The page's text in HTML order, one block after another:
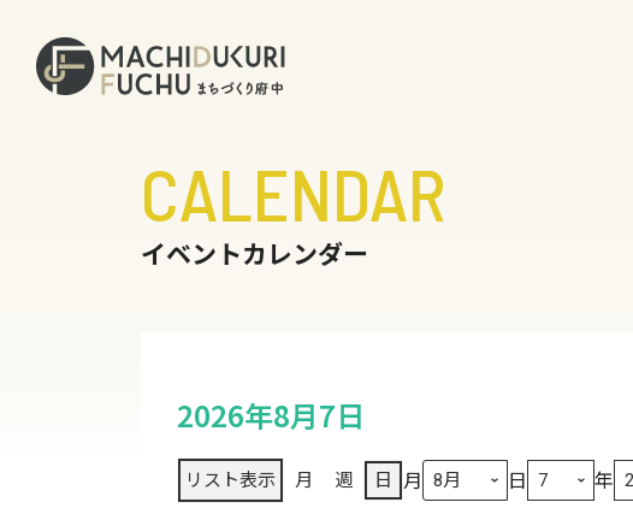
CALENDAR
イベントカレンダー
2026年8月7日
リスト表示 月 週 日 月 日 年